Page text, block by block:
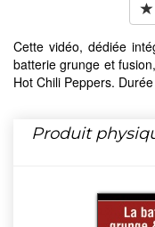
Cette vidéo, dédiée
batterie grunge et
Hot Chili Peppers.
Produit